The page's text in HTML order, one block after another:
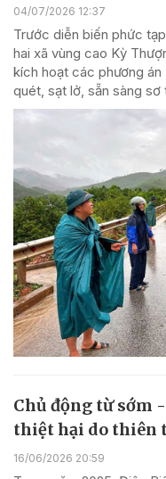
04/07/2026 12:37
Trước diễn biến phức
hai xã vùng cao Kỳ
kích hoạt các phương
quét, sạt lở, sẵn sàng sơ
Chủ động từ sớm
thiệt hại do thiên
16/06/2026 20:59